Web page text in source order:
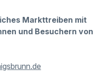
Markttreiben mit
und Besuchern von